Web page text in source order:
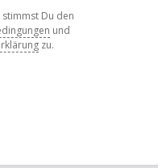
Du den
und
zu.